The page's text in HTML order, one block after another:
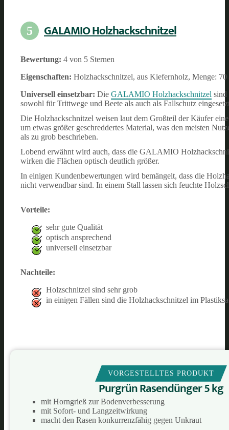
5 GALAMIO Holzhackschnitzel
Bewertung: 4 von 5 Sternen
Eigenschaften: Holzhackschnitzel, aus Kiefernholz, Menge:
Universell einsetzbar: Die GALAMIO Holzhackschnitzel sind
sowohl für Trittwege und Beete als auch als Fallschutz
Die Holzhackschnitzel weisen laut dem Großteil der Käufer
um etwas größer geschreddertes Material, was den meisten
als zu grob beschrieben.
Lobend erwähnt wird auch, dass die GALAMIO
wirken die Flächen optisch deutlich größer.
In einigen Kundenbewertungen wird bemängelt, dass die
nicht verwendbar sind. In einem Stall lassen sich feuchte
Vorteile:
sehr gute Qualität
optisch ansprechend
universell einsetzbar
Nachteile:
Holzschnitzel sind sehr grob
in einigen Fällen sind die Holzhackschnitzel im
VORGESTELLTES PRODUKT
Purgrün Rasendünger 5 kg
mit Horngrieß zur Bodenverbesserung
mit Sofort- und Langzeitwirkung
macht den Rasen konkurrenzfähig gegen Unkraut